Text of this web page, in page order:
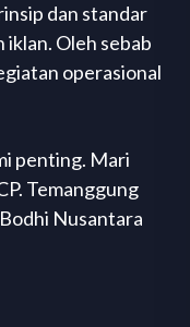
dan standar
iklan. Oleh sebab
operasional
penting. Mari
Temanggung
Nusantara